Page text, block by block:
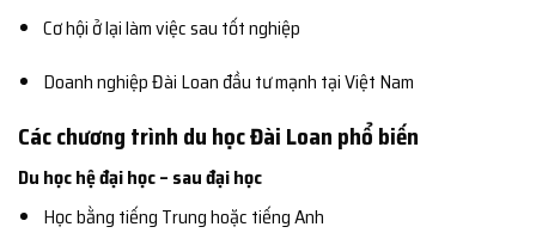
Cơ hội ở lại làm việc sau tốt nghiệp
Doanh nghiệp Đài Loan đầu tư mạnh tại Việt Nam
Các chương trình du học Đài Loan phổ biến
Du học hệ đại học – sau đại học
Học bằng tiếng Trung hoặc tiếng Anh